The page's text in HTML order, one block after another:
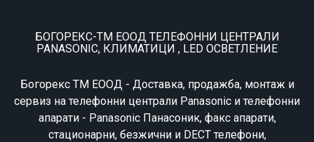
БОГОРЕКС-ТМ ЕООД ТЕЛЕФОННИ ЦЕНТРАЛИ
PANASONIC, КЛИМАТИЦИ , LED ОСВЕТЛЕНИЕ
Богорекс ТМ ЕООД - Доставка, продажба, монтаж и
сервиз на телефонни централи Panasonic и телефонни
апарати - Panasonic Панасоник, факс апарати,
стационарни, безжични и DECT телефони,